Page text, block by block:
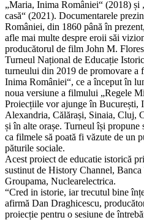
„Maria, Inima României“ (2018)
casă“ (2021). Documentarele
României, din 1860 până în
afle mai multe despre eroii săi
producătorul de film John M.
Turneul Național de Educație
turneului din 2019 de promovare a
Inima României“, ce a început în
noua versiune a filmului „Regele
Proiecțiile vor ajunge în București,
Alexandria, Călărași, Sinaia, Cluj,
și în alte orașe. Turneul își propune
ca filmele să poată fi văzute de un
păturile sociale.
Acest proiect de educatie istorică
sustinut de History Channel,
Groupama, Nuclearelectrica.
“Cred in istorie, iar trecutul bine
afirmă Dan Draghicescu,
proiecție pentru o sesiune de